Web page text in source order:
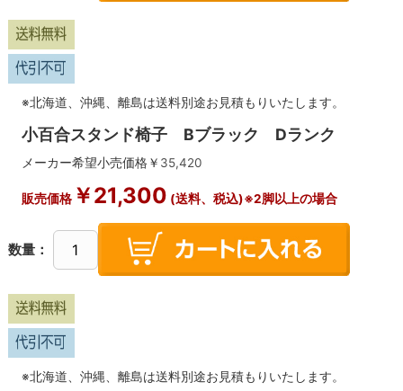
※北海道、沖縄、離島は送料別途お見積もりいたします。
小百合スタンド椅子 Bブラック Dランク
メーカー希望小売価格￥ 35,420
販売価格￥21,300 (送料、税込)※2脚以上の場合
数量：
※北海道、沖縄、離島は送料別途お見積もりいたします。